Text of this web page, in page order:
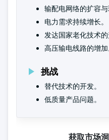
输配电网络的扩容与
电力需求持续增长。
发达国家老化技术的
高压输电线路的增加
挑战
替代技术的开发。
低质量产品问题。
获取市场